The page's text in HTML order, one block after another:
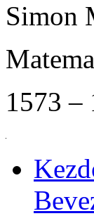
Simon
1573 –